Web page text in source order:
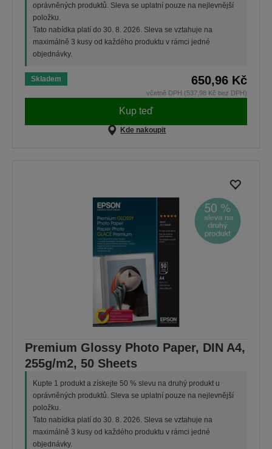
oprávněných produktů. Sleva se uplatní pouze na nejlevnější
položku.
Tato nabídka platí do 30. 8. 2026. Sleva se vztahuje na
maximálně 3 kusy od každého produktu v rámci jedné
objednávky.
Skladem 650,96 Kč
včetně DPH (537,98 Kč bez DPH)
Kup teď
Kde nakoupit
Premium Glossy Photo Paper, DIN A4,
255g/m2, 50 Sheets
Kupte 1 produkt a získejte 50 % slevu na druhý produkt u
oprávněných produktů. Sleva se uplatní pouze na nejlevnější
položku.
Tato nabídka platí do 30. 8. 2026. Sleva se vztahuje na
maximálně 3 kusy od každého produktu v rámci jedné
objednávky.